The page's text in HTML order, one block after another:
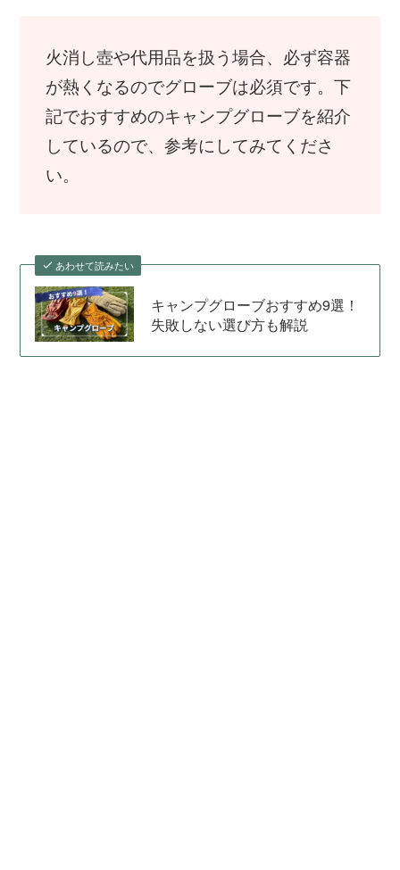
火消し壺や代用品を扱う場合、必ず容器
が熱くなるのでグローブは必須です。下
記でおすすめのキャンプグローブを紹介
しているので、参考にしてみてくださ
い。
あわせて読みたい
キャンプグローブおすすめ9選！
失敗しない選び方も解説